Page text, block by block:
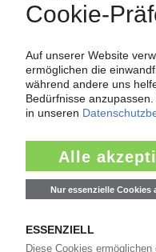
Plastics Europe
PolyComply
profine GmbH
SolVin
Tönsmeier
Vestolit GmbH &